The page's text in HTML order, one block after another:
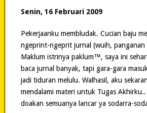
Senin, 16 Februari 2009
Pekerjaanku membludak. Cucian baju
ngeprint-ngeprit jurnal (wuih,
Maklum istrinya paklum™, saya ini
baca jurnal banyak, tapi gara-gara
jadi tiduran melulu. Walhasil, aku
mendalami materi untuk Tugas
doakan semuanya lancar ya sodarra-